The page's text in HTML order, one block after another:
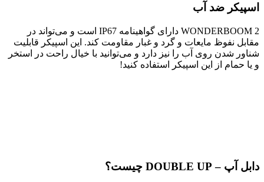
اسپیکر ضد آب
WONDERBOOM 2 دارای گواهینامه IP67 است و می‌تواند در
مقابل نفوظ مایعات و گرد و غبار مقاومت کند. این اسپیکر قابلیت
شناور شدن روی آب را نیز دارد و می‌توانید با خیال راحت در استخر
و یا حمام از این اسپیکر استفاده کنید!
دابل آپ – DOUBLE UP چیست؟